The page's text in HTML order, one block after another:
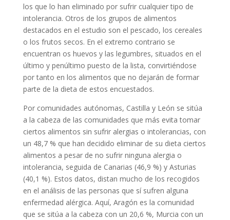
los que lo han eliminado por sufrir cualquier tipo de
intolerancia. Otros de los grupos de alimentos
destacados en el estudio son el pescado, los cereales
o los frutos secos. En el extremo contrario se
encuentran os huevos y las legumbres, situados en el
último y penúltimo puesto de la lista, convirtiéndose
por tanto en los alimentos que no dejarán de formar
parte de la dieta de estos encuestados.
Por comunidades autónomas, Castilla y León se sitúa
a la cabeza de las comunidades que más evita tomar
ciertos alimentos sin sufrir alergias o intolerancias, con
un 48,7 % que han decidido eliminar de su dieta ciertos
alimentos a pesar de no sufrir ninguna alergia o
intolerancia, seguida de Canarias (46,9 %) y Asturias
(40,1 %). Estos datos, distan mucho de los recogidos
en el análisis de las personas que sí sufren alguna
enfermedad alérgica. Aquí, Aragón es la comunidad
que se sitúa a la cabeza con un 20,6 %, Murcia con un